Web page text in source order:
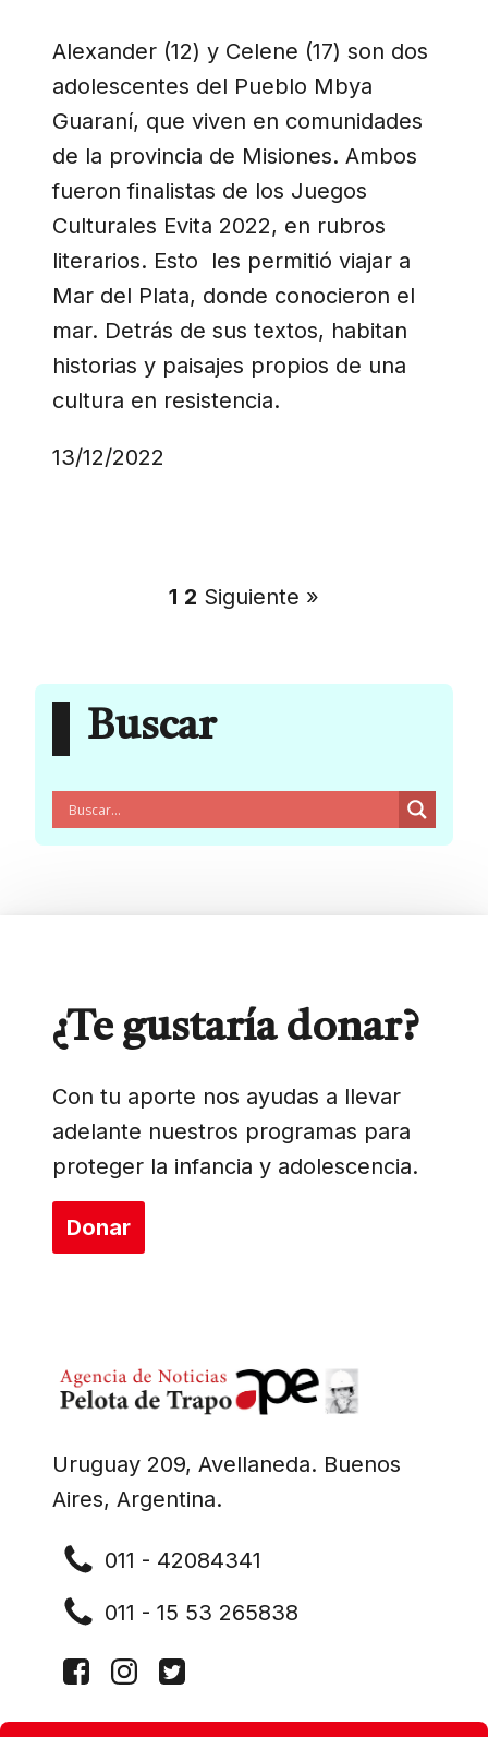
Alexander (12) y Celene (17) son dos
adolescentes del Pueblo Mbya
Guaraní, que viven en comunidades
de la provincia de Misiones. Ambos
fueron finalistas de los Juegos
Culturales Evita 2022, en rubros
literarios. Esto les permitió viajar a
Mar del Plata, donde conocieron el
mar. Detrás de sus textos, habitan
historias y paisajes propios de una
cultura en resistencia.
13/12/2022
1 2 Siguiente »
Buscar
Uruguay 209, Avellaneda. Buenos
Aires, Argentina.
011 - 42084341
011 - 15 53 265838
¿Te gustaría donar?
Con tu aporte nos ayudas a llevar
adelante nuestros programas para
proteger la infancia y adolescencia.
Donar